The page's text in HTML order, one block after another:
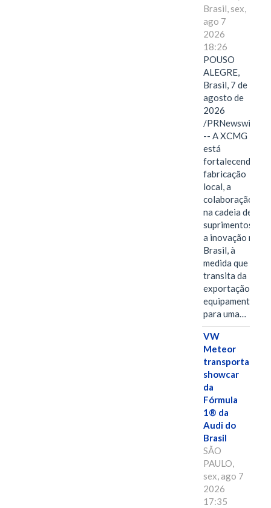
Brasil, sex,
ago 7
2026
18:26
POUSO
ALEGRE,
Brasil, 7 de
agosto de
2026
/PRNewswire/
-- A XCMG
está
fortalecendo a
fabricação
local, a
colaboração
na cadeia de
suprimentos e
a inovação no
Brasil, à
medida que
transita da
exportação de
equipamentos
para uma…
VW
Meteor
transporta
showcar
da
Fórmula
1® da
Audi do
Brasil
SÃO
PAULO,
sex, ago 7
2026
17:35